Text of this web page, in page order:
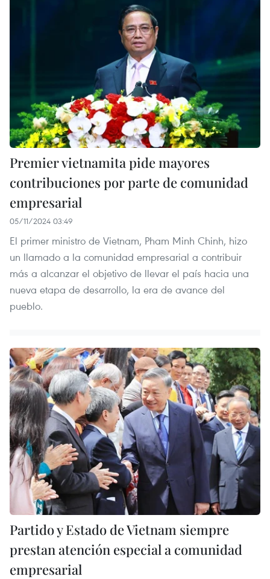
Premier vietnamita pide mayores
contribuciones por parte de comunidad
empresarial
05/11/2024 03:49
El primer ministro de Vietnam, Pham Minh Chinh, hizo
un llamado a la comunidad empresarial a contribuir
más a alcanzar el objetivo de llevar el país hacia una
nueva etapa de desarrollo, la era de avance del
pueblo.
Partido y Estado de Vietnam siempre
prestan atención especial a comunidad
empresarial